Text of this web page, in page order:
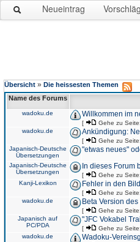
Neueintrag
Übersicht » Die heissesten Themen
Name des Forums
wadoku.de Willkommen im
[ Gehe zu Seite:
wadoku.de
Ankündigung:
[ Gehe zu Seite:
Japanisch-Deutsche
Übersetzungen
"etwas neues"
Japanisch-Deutsche
Übersetzungen
In dieses Forum
[ Gehe zu Seite:
Kanji-Lexikon
Fehler in den
[ Gehe zu Seite:
wadoku.de
Beta Version
[ Gehe zu Seite:
Japanisch auf
PC/PDA
"JFC Vokabel
[ Gehe zu Seite:
wadoku.de
Wadoku-